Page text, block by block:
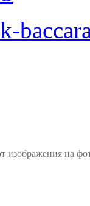
изображения на